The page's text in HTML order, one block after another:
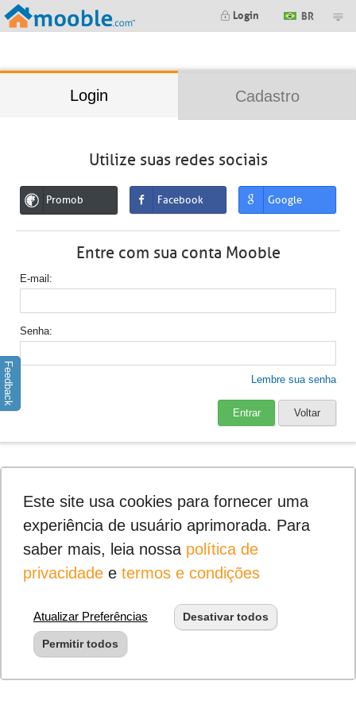
Login BR
Login Cadastro
Utilize suas redes sociais
Promob Facebook Google
Entre com sua conta Mooble
E-mail
Senha
Lembre sua senha
Entrar Voltar
Feedback
Este site usa cookies para fornecer uma
experiência de usuário aprimorada. Para
saber mais, leia nossa política de
privacidadee termos e condições
Atualizar Preferências Desativar todos
Permitir todos